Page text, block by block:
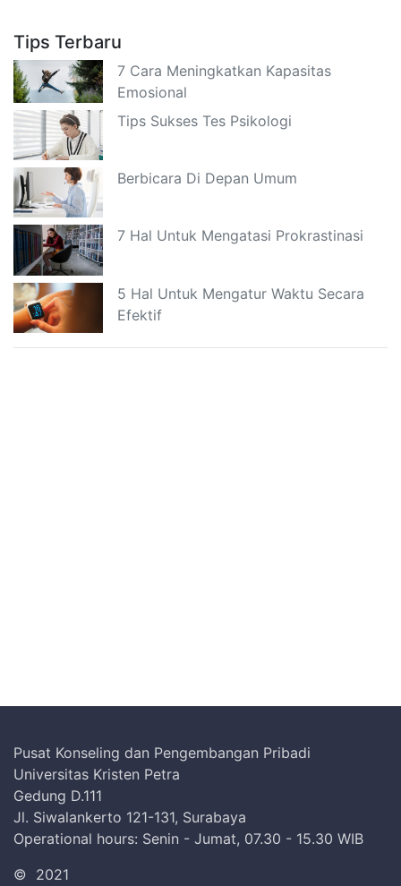
Tips Terbaru
7 Cara Meningkatkan Kapasitas
Emosional
Tips Sukses Tes Psikologi
Berbicara Di Depan Umum
7 Hal Untuk Mengatasi Prokrastinasi
5 Hal Untuk Mengatur Waktu Secara
Efektif
Pusat Konseling dan Pengembangan Pribadi
Universitas Kristen Petra
Gedung D.111
Jl. Siwalankerto 121-131, Surabaya
Operational hours: Senin - Jumat, 07.30 - 15.30 WIB
© 2021